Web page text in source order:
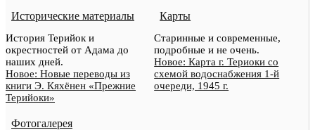
Исторические материалы
История Терийок и
окрестностей от Адама до
наших дней.
Новое: Новые переводы из
книги Э. Кяхёнен «Прежние
Терийоки»
Карты
Старинные и современные,
подробные и не очень.
Новое: Карта г. Териоки со
схемой водоснабжения 1-й
очереди, 1945 г.
Фотогалерея